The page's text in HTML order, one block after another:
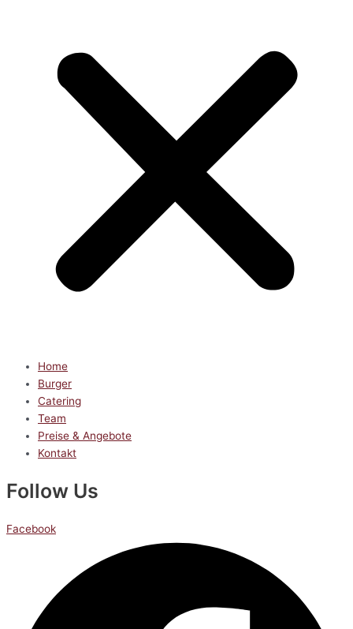
Home
Burger
Catering
Team
Preise & Angebote
Kontakt
Follow Us
Facebook